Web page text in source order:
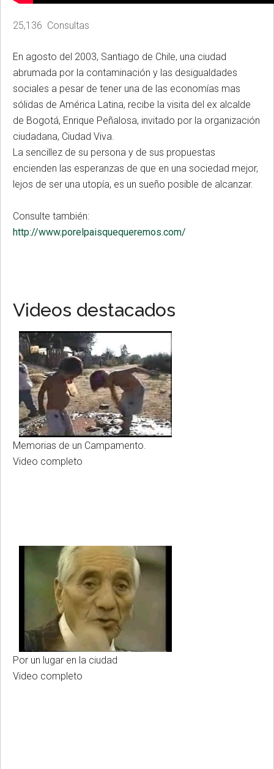
25,136 Consultas
En agosto del 2003, Santiago de Chile, una ciudad
abrumada por la contaminación y las desigualdades
sociales a pesar de tener una de las economías mas
sólidas de América Latina, recibe la visita del ex alcalde
de Bogotá, Enrique Peñalosa, invitado por la organización
ciudadana, Ciudad Viva.
La sencillez de su persona y de sus propuestas
encienden las esperanzas de que en una sociedad mejor,
lejos de ser una utopía, es un sueño posible de alcanzar.
Consulte también:
http://www.porelpaisquequeremos.com/
Videos destacados
Memorias de un Campamento.
Video completo
Por un lugar en la ciudad
Video completo